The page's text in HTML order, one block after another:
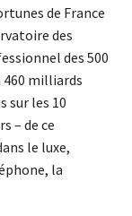
de France
des
des 500
460 milliards
sur les 10
– de ce
le luxe,
la